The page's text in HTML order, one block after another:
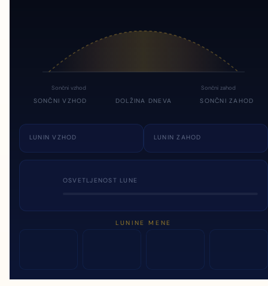
Sončni vzhod Sončni zahod
SONČNI VZHOD DOLŽINA DNEVA SONČNI ZAHOD
LUNIN VZHOD LUNIN ZAHOD
OSVETLJENOST LUNE
LUNINE MENE